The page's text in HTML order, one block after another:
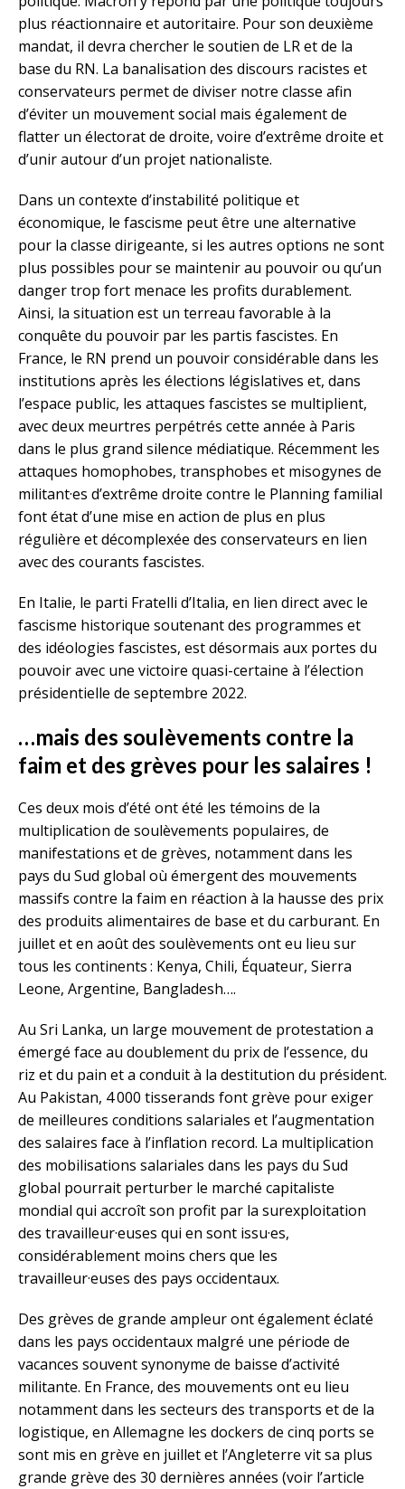
plus réactionnaire et autoritaire. Pour son deuxième
mandat, il devra chercher le soutien de LR et de la
base du RN. La banalisation des discours racistes et
conservateurs permet de diviser notre classe afin
d’éviter un mouvement social mais également de
flatter un électorat de droite, voire d’extrême droite et
d’unir autour d’un projet nationaliste.
Dans un contexte d’instabilité politique et
économique, le fascisme peut être une alternative
pour la classe dirigeante, si les autres options ne sont
plus possibles pour se maintenir au pouvoir ou qu’un
danger trop fort menace les profits durablement.
Ainsi, la situation est un terreau favorable à la
conquête du pouvoir par les partis fascistes. En
France, le RN prend un pouvoir considérable dans les
institutions après les élections législatives et, dans
l’espace public, les attaques fascistes se multiplient,
avec deux meurtres perpétrés cette année à Paris
dans le plus grand silence médiatique. Récemment les
attaques homophobes, transphobes et misogynes de
militant·es d’extrême droite contre le Planning familial
font état d’une mise en action de plus en plus
régulière et décomplexée des conservateurs en lien
avec des courants fascistes.
En Italie, le parti Fratelli d’Italia, en lien direct avec le
fascisme historique soutenant des programmes et
des idéologies fascistes, est désormais aux portes du
pouvoir avec une victoire quasi-certaine à l’élection
présidentielle de septembre 2022.
…mais des soulèvements contre la
faim et des grèves pour les salaires !
Ces deux mois d’été ont été les témoins de la
multiplication de soulèvements populaires, de
manifestations et de grèves, notamment dans les
pays du Sud global où émergent des mouvements
massifs contre la faim en réaction à la hausse des prix
des produits alimentaires de base et du carburant. En
juillet et en août des soulèvements ont eu lieu sur
tous les continents : Kenya, Chili, Équateur, Sierra
Leone, Argentine, Bangladesh….
Au Sri Lanka, un large mouvement de protestation a
émergé face au doublement du prix de l’essence, du
riz et du pain et a conduit à la destitution du président.
Au Pakistan, 4 000 tisserands font grève pour exiger
de meilleures conditions salariales et l’augmentation
des salaires face à l’inflation record. La multiplication
des mobilisations salariales dans les pays du Sud
global pourrait perturber le marché capitaliste
mondial qui accroît son profit par la surexploitation
des travailleur·euses qui en sont issu·es,
considérablement moins chers que les
travailleur·euses des pays occidentaux.
Des grèves de grande ampleur ont également éclaté
dans les pays occidentaux malgré une période de
vacances souvent synonyme de baisse d’activité
militante. En France, des mouvements ont eu lieu
notamment dans les secteurs des transports et de la
logistique, en Allemagne les dockers de cinq ports se
sont mis en grève en juillet et l’Angleterre vit sa plus
grande grève des 30 dernières années (voir l’article